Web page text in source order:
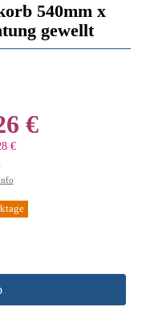
540mm x
gewellt
€
€